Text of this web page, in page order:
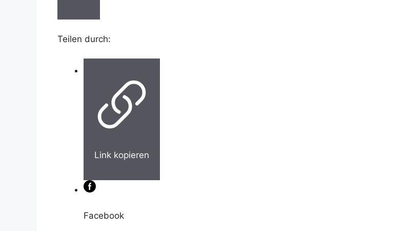
Teilen durch:
Link kopieren
Facebook